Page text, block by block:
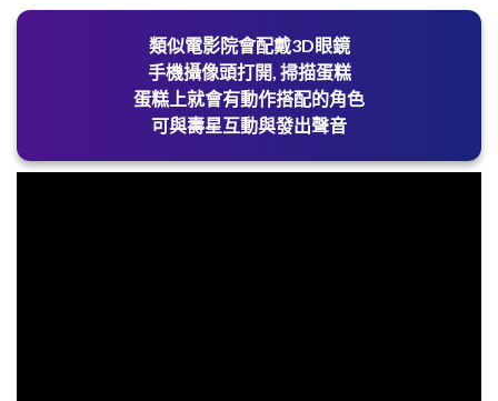
類似電影院會配戴3D眼鏡
手機攝像頭打開, 掃描蛋糕
蛋糕上就會有動作搭配的角色
可與壽星互動與發出聲音